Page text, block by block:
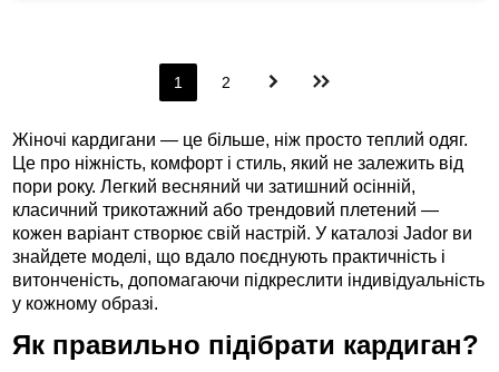
1 2
Жіночі кардигани — це більше, ніж просто теплий одяг.
Це про ніжність, комфорт і стиль, який не залежить від
пори року. Легкий весняний чи затишний осінній,
класичний трикотажний або трендовий плетений —
кожен варіант створює свій настрій. У каталозі Jador ви
знайдете моделі, що вдало поєднують практичність і
витонченість, допомагаючи підкреслити індивідуальність
у кожному образі.
Як правильно підібрати кардиган?